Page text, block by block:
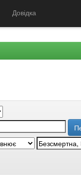
Довідка